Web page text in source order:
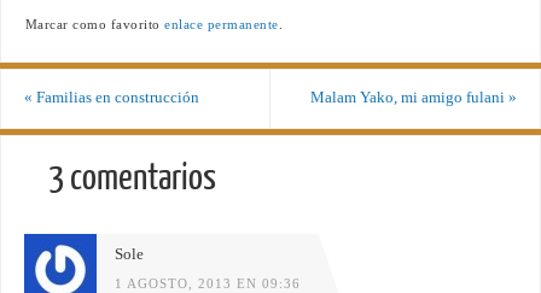
Marcar como favoritoenlace permanente
« Familias en construcción Malam Yako, mi amigo fulani»
3 comentarios
Sole
1 AGOSTO, 2013 EN 09:36